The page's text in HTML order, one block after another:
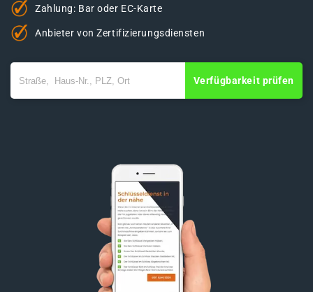
Zahlung: Bar oder EC-Karte
Anbieter von Zertifizierungsdiensten
Verfügbarkeit prüfen